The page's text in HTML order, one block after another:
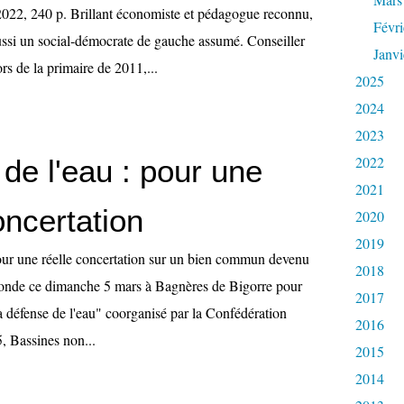
240 p. Brillant économiste et pédagogue reconnu,
un social-démocrate de gauche assumé. Conseiller
de la primaire de 2011,...
l'eau : pour une
une réelle concertation sur un bien commun devenu
ce dimanche 5 mars à Bagnères de Bigorre pour
de l'eau" coorganisé par la Confédération
Bassines non...
2025
2024
2023
2022
2021
2020
2019
2018
2017
2016
2015
2014